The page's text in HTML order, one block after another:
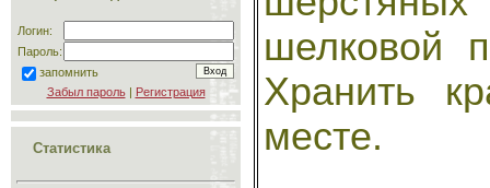
Логин:
Пароль:
запомнить
Забыл пароль| Регистрация
Статистика
шелковой
Хранить
месте.